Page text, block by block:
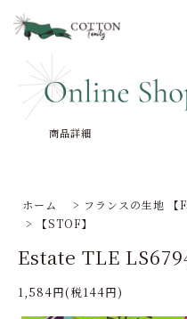
インフ
商品詳細
ホーム > フランスの生地
>
【STOF】
Estate TLE
1,584円(税144円)